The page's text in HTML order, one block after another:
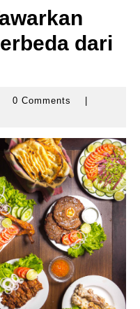
dari
0 Comments